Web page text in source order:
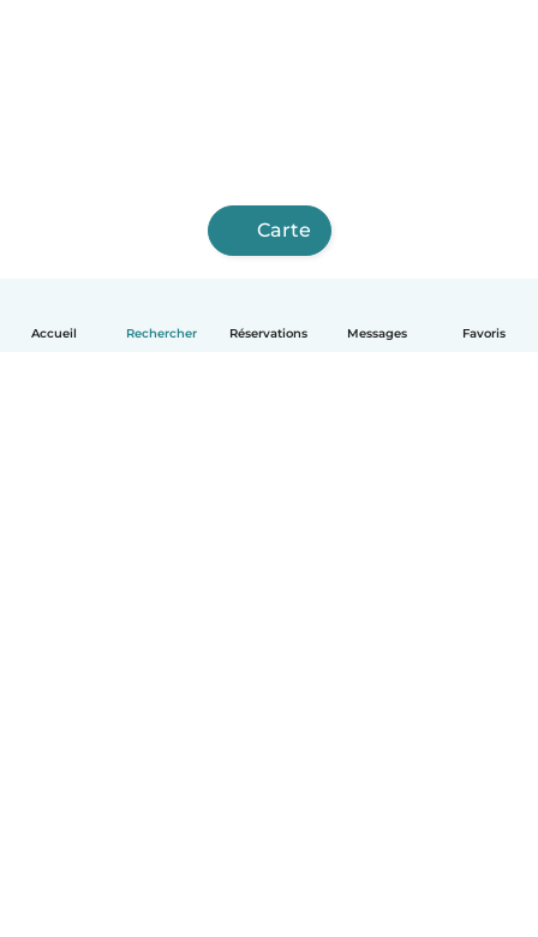
Accueil Rechercher Réservations Messages Favoris
Carte